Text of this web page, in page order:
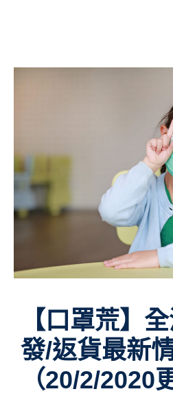
【口罩荒】
發/返貨最新
（20/2/2020